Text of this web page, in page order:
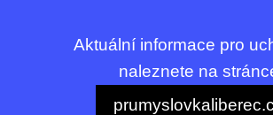
Aktuální informace pro
naleznete na